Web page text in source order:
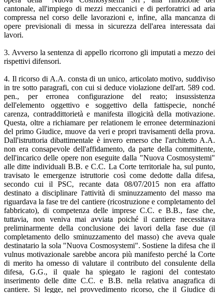
cantonale, all'impiego di mezzi meccanici e di perforatrici ad aria
compressa nel corso delle lavorazioni e, infine, alla mancanza di
opere previsionali di messa in sicurezza dell'area interessata dai
lavori.
3. Avverso la sentenza di appello ricorrono gli imputati a mezzo dei
rispettivi difensori.
4. Il ricorso di A.A. consta di un unico, articolato motivo, suddiviso
in tre sotto paragrafi, con cui si deduce violazione dell'art. 589 cod.
pen., per erronea configurazione del reato; insussistenza
dell'elemento oggettivo e soggettivo della fattispecie, nonché
carenza, contraddittorietà e manifesta illogicità della motivazione.
Questa, oltre a richiamare per relationem le erronee determinazioni
del primo Giudice, muove da veri e propri travisamenti della prova.
Dall'istruttoria dibattimentale è invero emerso che l'architetto A.A.
non era consapevole dell'affidamento, da parte della committente,
dell'incarico delle opere non eseguite dalla "Nuova Cosmosystemi"
alle ditte individuali B.B. e C.C. La Corte territoriale ha, sul punto,
travisato le emergenze istruttorie così come dedotte dalla difesa,
secondo cui il PSC, recante data 08/07/2015 non era affatto
destinato a disciplinare l'attività di sminuzzamento del masso ma
riguardava la fase tre del cantiere (ricostruzione e completamento del
fabbricato), di competenza delle imprese C.C. e B.B., fase che,
tuttavia, non veniva mai avviata poiché il cantiere necessitava
preliminarmente della conclusione dei lavori della fase due (il
completamento dello sminuzzamento del masso) che aveva quale
destinatario la sola "Nuova Cosmosystemi". Sostiene la difesa che il
vulnus motivazionale sarebbe ancora più manifesto perché la Corte
di merito ha omesso di valutare il contributo del consulente della
difesa, G.G., il quale ha spiegato le ragioni del contestato
inserimento delle ditte C.C. e B.B. nella relativa anagrafica di
cantiere. Si legge, nel provvedimento ricorso, che il Giudice di